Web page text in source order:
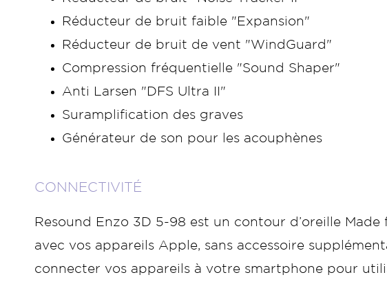
Réducteur de bruit faible "Expansion"
Réducteur de bruit de vent "WindGuard"
Compression fréquentielle "Sound Shaper"
Anti Larsen "DFS Ultra II"
Suramplification des graves
Générateur de son pour les acouphènes
CONNECTIVITÉ
Resound Enzo 3D 5-98 est un contour d’oreille
avec vos appareils Apple, sans accessoire
connecter vos appareils à votre smartphone pour